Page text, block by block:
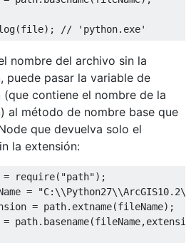
(file); // 'python.exe'
nombre del archivo sin la
puede pasar la variable de
(que contiene el nombre de la
al método de nombre base que
que devuelva solo el
la extensión:
= require( "path");
=
= path. extname(fileName);
= path. basename(fileName,